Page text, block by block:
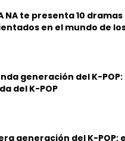
NA te presenta 10 dramas
en el mundo de
generación del K-
del K-POP
generación del K-POP: